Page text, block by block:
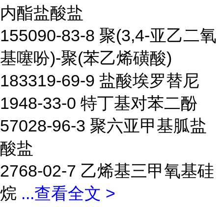
内酯盐酸盐
155090-83-8 聚(3,4-亚乙二氧
基噻吩)-聚(苯乙烯磺酸)
183319-69-9 盐酸埃罗替尼
1948-33-0 特丁基对苯二酚
57028-96-3 聚六亚甲基胍盐
酸盐
2768-02-7 乙烯基三甲氧基硅
烷 ...查看全文 >